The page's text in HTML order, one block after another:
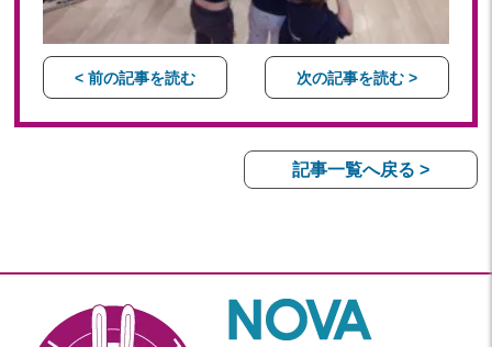
< 前の記事を読む 次の記事を読む >
記事一覧へ戻る >